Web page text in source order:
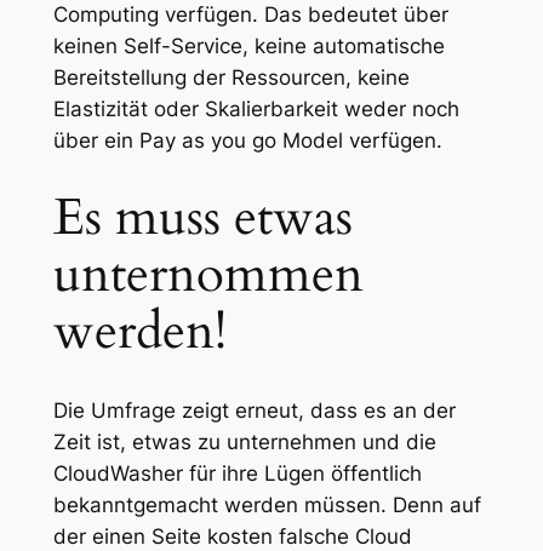
Computing verfügen. Das bedeutet über
keinen Self-Service, keine automatische
Bereitstellung der Ressourcen, keine
Elastizität oder Skalierbarkeit weder noch
über ein Pay as you go Model verfügen.
Es muss etwas
unternommen
werden!
Die Umfrage zeigt erneut, dass es an der
Zeit ist, etwas zu unternehmen und die
CloudWasher für ihre Lügen öffentlich
bekanntgemacht werden müssen. Denn auf
der einen Seite kosten falsche Cloud